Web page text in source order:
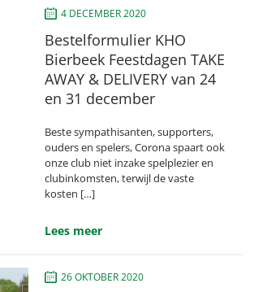
4 DECEMBER 2020
Bestelformulier KHO
Bierbeek Feestdagen TAKE
AWAY & DELIVERY van 24
en 31 december
Beste sympathisanten, supporters,
ouders en spelers, Corona spaart ook
onze club niet inzake spelplezier en
clubinkomsten, terwijl de vaste
kosten […]
Lees meer
26 OKTOBER 2020